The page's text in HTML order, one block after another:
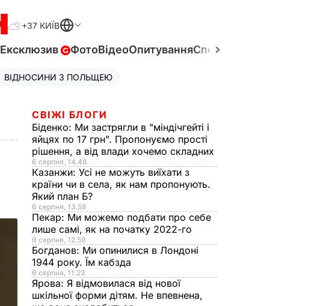
+37 КИЇВ
Ексклюзив ФотоВідеоОпитуванняСпецпроєкти
ВІДНОСИНИ З ПОЛЬЩЕЮ
СВІЖІ БЛОГИ
Біденко: Ми застрягли в "міндічгейті і
яйцях по 17 грн". Пропонуємо прості
рішення, а від влади хочемо складних
6 серпня, 14.48
Казанжи: Усі не можуть виїхати з
країни чи в села, як нам пропонують.
Який план Б?
6 серпня, 13.58
Пекар: Ми можемо подбати про себе
лише самі, як на початку 2022-го
6 серпня, 12.59
Богданов: Ми опинилися в Лондоні
1944 року. Їм кабзда
6 серпня, 11.23
Ярова: Я відмовилася від нової
шкільної форми дітям. Не впевнена,